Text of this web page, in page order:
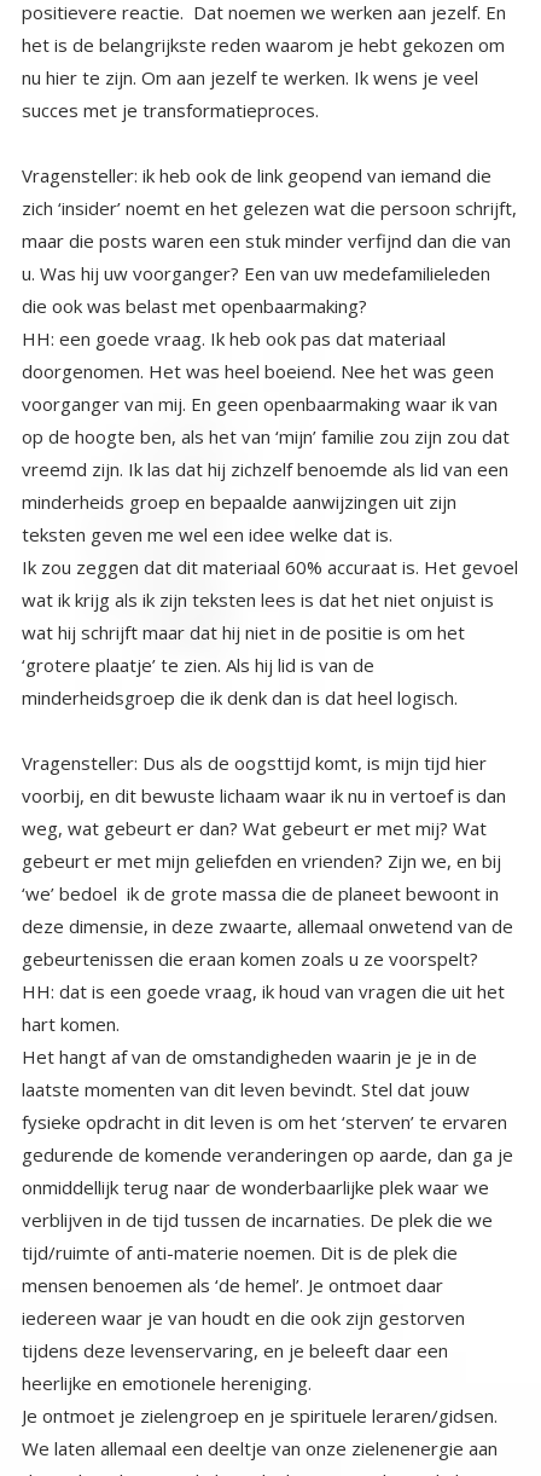
succes met je transformatieproces.
Vragensteller: ik heb ook de link geopend van iemand die
zich ‘insider’ noemt en het gelezen wat die persoon schrijft,
maar die posts waren een stuk minder verfijnd dan die van
u. Was hij uw voorganger? Een van uw medefamilieleden
die ook was belast met openbaarmaking?
HH: een goede vraag. Ik heb ook pas dat materiaal
doorgenomen. Het was heel boeiend. Nee het was geen
voorganger van mij. En geen openbaarmaking waar ik van
op de hoogte ben, als het van ‘mijn’ familie zou zijn zou dat
vreemd zijn. Ik las dat hij zichzelf benoemde als lid van een
minderheids groep en bepaalde aanwijzingen uit zijn
teksten geven me wel een idee welke dat is.
Ik zou zeggen dat dit materiaal 60% accuraat is. Het gevoel
wat ik krijg als ik zijn teksten lees is dat het niet onjuist is
wat hij schrijft maar dat hij niet in de positie is om het
‘grotere plaatje’ te zien. Als hij lid is van de
minderheidsgroep die ik denk dan is dat heel logisch.
Vragensteller: Dus als de oogsttijd komt, is mijn tijd hier
voorbij, en dit bewuste lichaam waar ik nu in vertoef is dan
weg, wat gebeurt er dan? Wat gebeurt er met mij? Wat
gebeurt er met mijn geliefden en vrienden? Zijn we, en bij
‘we’ bedoel ik de grote massa die de planeet bewoont in
deze dimensie, in deze zwaarte, allemaal onwetend van de
gebeurtenissen die eraan komen zoals u ze voorspelt?
HH: dat is een goede vraag, ik houd van vragen die uit het
hart komen.
Het hangt af van de omstandigheden waarin je je in de
laatste momenten van dit leven bevindt. Stel dat jouw
fysieke opdracht in dit leven is om het ‘sterven’ te ervaren
gedurende de komende veranderingen op aarde, dan ga je
onmiddellijk terug naar de wonderbaarlijke plek waar we
verblijven in de tijd tussen de incarnaties. De plek die we
tijd/ruimte of anti-materie noemen. Dit is de plek die
mensen benoemen als ‘de hemel’. Je ontmoet daar
iedereen waar je van houdt en die ook zijn gestorven
tijdens deze levenservaring, en je beleeft daar een
heerlijke en emotionele hereniging.
Je ontmoet je zielengroep en je spirituele leraren/gidsen.
We laten allemaal een deeltje van onze zielenenergie aan
de ‘andere’ kant,( in de hemel) als we naar de aarde komen.
Afhankelijk van de moeilijkheidsgraad van de levenservaring
die we gekozen hebben, nemen we meer of minder Ziels-
energie met ons mee. Voor een gemiddeld leven nemen
we 60-80% van onze zielenenergie mee naar de incarnatie.
Om die reden is er, ook al zijn degenen waar je van houdt
alweer geïncarneerd in een nieuw avontuur, een deel van
hun energie daar achtergebleven om jou te ontmoeten, en
je welkom thuis te heten. Je evalueert dat je levenservaring
met je spirituele leraren en gidsen, en leert de lessen van
je succes en je falen. Je besteedt de komende periode aan
leren en rusten, voordat je weer een nieuwe incarnatie